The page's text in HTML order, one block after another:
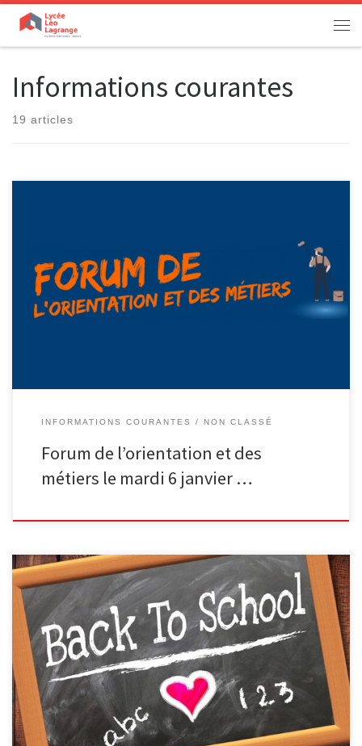
Passer au contenu
Informations courantes
19 articles
[…]
INFORMATIONS COURANTES NON CLASSÉ
Forum de l’orientation et des
métiers le mardi 6 janvier …
[…]